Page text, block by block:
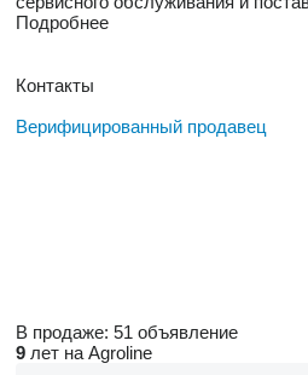
Подробнее
Контакты
Верифицированный продавец
В продаже: 51 объявление
9 лет на Agroline